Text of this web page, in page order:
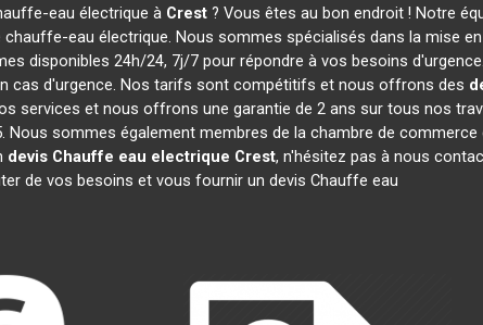
eau électrique à Crest ? Vous êtes au bon endroit ! Notre
eau électrique. Nous sommes spécialisés dans la mise
disponibles 24h/24, 7j/7 pour répondre à vos besoins
cas d'urgence. Nos tarifs sont compétitifs et nous offrons des
services et nous offrons une garantie de 2 ans sur tous nos
Nous sommes également membres de la chambre de commerce
devis Chauffe eau electrique Crest, n'hésitez pas à nous
de vos besoins et vous fournir un devis Chauffe eau